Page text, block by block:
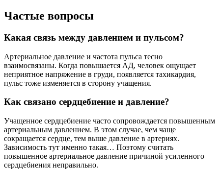
Частые вопросы
Какая связь между давлением и пульсом?
Артериальное давление и частота пульса тесно
взаимосвязаны. Когда повышается АД, человек ощущает
неприятное напряжение в груди, появляется тахикардия,
пульс тоже изменяется в сторону учащения.
Как связано сердцебиение и давление?
Учащенное сердцебиение часто сопровождается повышенным
артериальным давлением. В этом случае, чем чаще
сокращается сердце, тем выше давление в артериях.
Зависимость тут именно такая… Поэтому считать
повышенное артериальное давление причиной усиленного
сердцебиения неправильно.